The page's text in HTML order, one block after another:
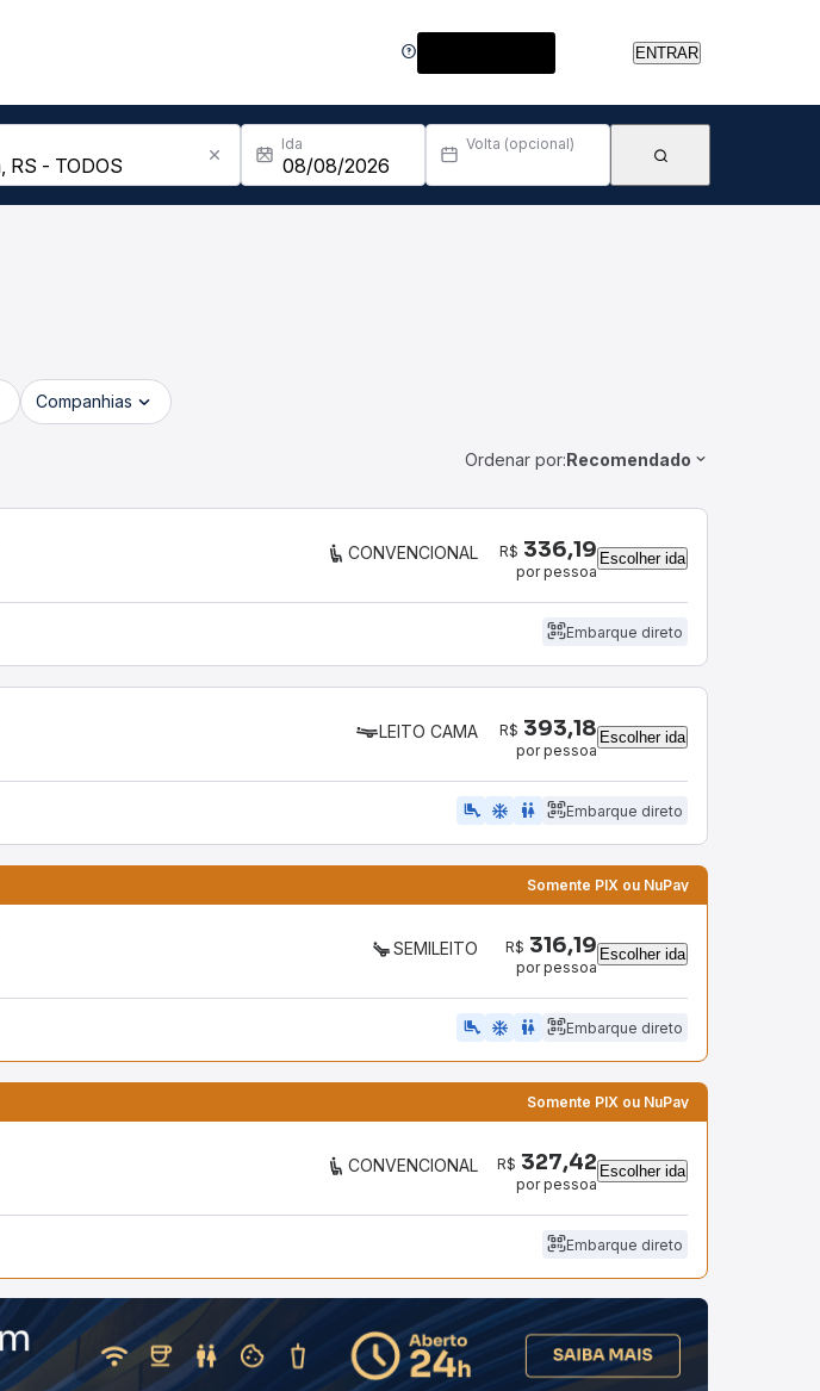
ENTRAR
Ida Volta (opcional)
Companhias
Ordenar por:Recomendado
CONVENCIONAL R$ 336,19
por pessoa
Escolher ida
Embarque direto
LEITO CAMA R$ 393,18
por pessoa
Escolher ida
airline_seat_legroom_extra ac_unit wc Embarque direto
Somente PIX ou NuPay
SEMILEITO R$ 316,19
por pessoa
Escolher ida
airline_seat_legroom_extra ac_unit WC Embarque direto
Somente PIX ou NuPay
CONVENCIONAL R$ 327,42
por pessoa
Escolher ida
Embarque direto